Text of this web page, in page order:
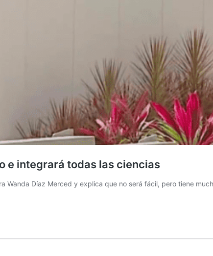
e integrará todas las ciencias
Wanda Díaz Merced y explica que no será fácil, pero tiene